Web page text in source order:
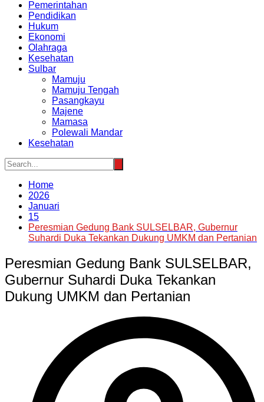
Pemerintahan
Pendidikan
Hukum
Ekonomi
Olahraga
Kesehatan
Sulbar
Mamuju
Mamuju Tengah
Pasangkayu
Majene
Mamasa
Polewali Mandar
Kesehatan
Home
2026
Januari
15
Peresmian Gedung Bank SULSELBAR, Gubernur
Suhardi Duka Tekankan Dukung UMKM dan Pertanian
Peresmian Gedung Bank SULSELBAR,
Gubernur Suhardi Duka Tekankan
Dukung UMKM dan Pertanian